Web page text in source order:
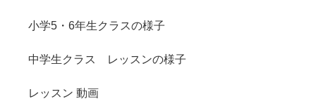
小学5・6年生クラスの様子
中学生クラス レッスンの様子
レッスン 動画